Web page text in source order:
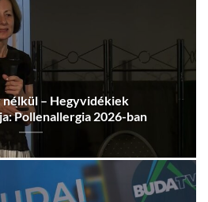
nélkül – Hegyvidékiek
Pollenallergia 2026-ban